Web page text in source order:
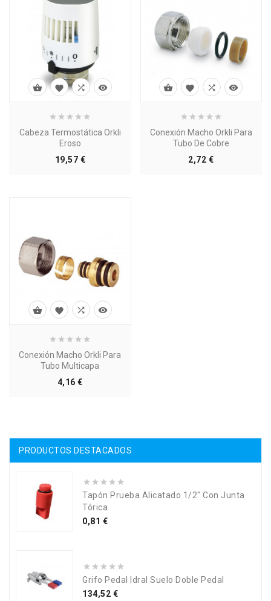
Cabeza Termostática Orkli
Eroso
19,57 €Precio
   
Conexión Macho Orkli Para
Tubo De Cobre
2,72 €Precio
   
Conexión Macho Orkli Para
Tubo Multicapa
4,16 €Precio
   
PRODUCTOS DESTACADOS
Tapón Prueba Alicatado 1/2" Con Junta
Tórica
Precio
0,81 €
Grifo Pedal Idral Suelo Doble Pedal
Precio
134,52 €